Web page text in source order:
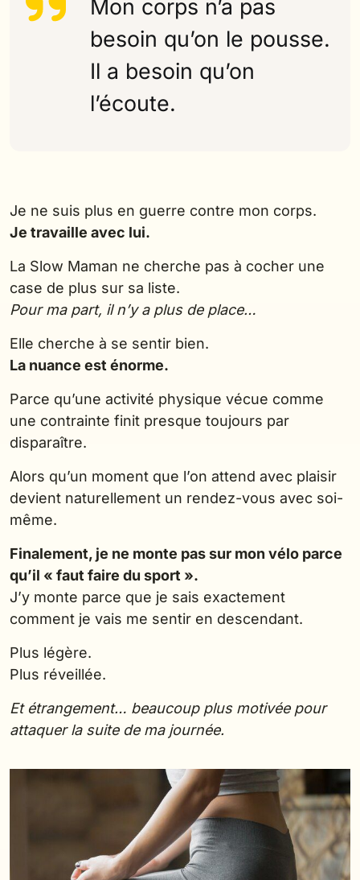
Mon corps n’a pas
besoin qu’on le pousse.
Il a besoin qu’on
l’écoute.
Je ne suis plus en guerre contre mon corps.
Je travaille avec lui.
La Slow Maman ne cherche pas à cocher une
case de plus sur sa liste.
Pour ma part, il n’y a plus de place…
Elle cherche à se sentir bien.
La nuance est énorme.
Parce qu’une activité physique vécue comme
une contrainte finit presque toujours par
disparaître.
Alors qu’un moment que l’on attend avec plaisir
devient naturellement un rendez-vous avec soi-
même.
Finalement, je ne monte pas sur mon vélo parce
qu’il « faut faire du sport ».
J’y monte parce que je sais exactement
comment je vais me sentir en descendant.
Plus légère.
Plus réveillée.
Et étrangement… beaucoup plus motivée pour
attaquer la suite de ma journée.